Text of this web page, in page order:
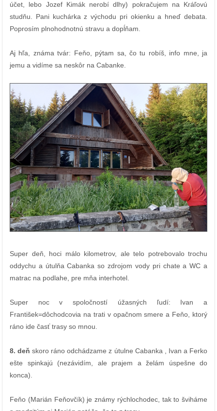
účet, lebo Jozef Kimák nerobí dlhy) pokračujem na Kráľovú
studňu. Pani kuchárka z východu pri okienku a hneď debata.
Poprosím plnohodnotnú stravu a dopĺňam.
Aj hľa, známa tvár: Feňo, pýtam sa, čo tu robíš, info mne, ja
jemu a vidíme sa neskôr na Cabanke.
Super deň, hoci málo kilometrov, ale telo potrebovalo trochu
oddychu a útulňa Cabanka so zdrojom vody pri chate a WC a
matrac na podlahe, pre mňa interhotel.
Super noc v spoločností úžasných ľudí: Ivan a
František=dôchodcovia na trati v opačnom smere a Feňo, ktorý
ráno ide časť trasy so mnou.
8. deň skoro ráno odchádzame z útulne Cabanka , Ivan a Ferko
ešte spinkajú (nezávidím, ale prajem a želám úspešne do
konca).
Feňo (Marián Feňovčík) je známy rýchlochodec, tak to šviháme